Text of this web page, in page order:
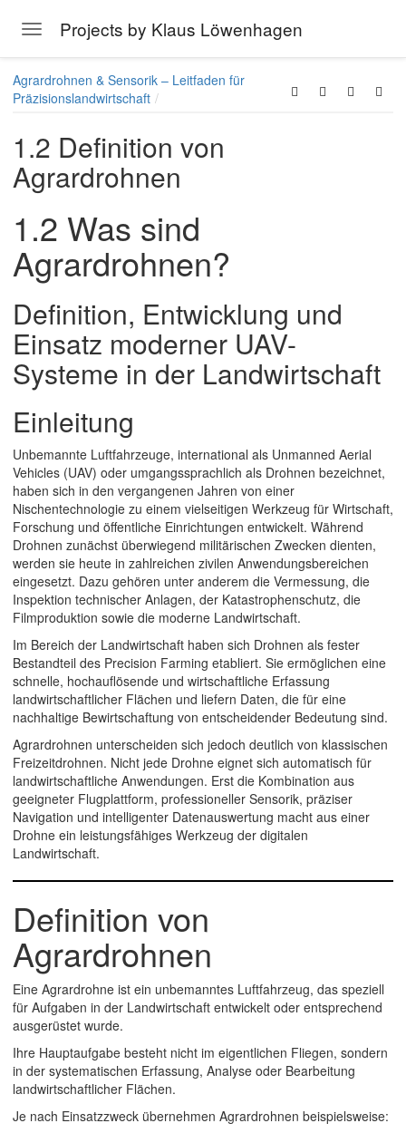
Toggle navigation
Projects by Klaus Löwenhagen
Agrardrohnen & Sensorik – Leitfaden für
Präzisionslandwirtschaft
1.2 Definition von
Agrardrohnen
1.2 Was sind
Agrardrohnen?
Definition, Entwicklung und
Einsatz moderner UAV-
Systeme in der Landwirtschaft
Einleitung
Unbemannte Luftfahrzeuge, international als Unmanned Aerial
Vehicles (UAV) oder umgangssprachlich als Drohnen bezeichnet,
haben sich in den vergangenen Jahren von einer
Nischentechnologie zu einem vielseitigen Werkzeug für Wirtschaft,
Forschung und öffentliche Einrichtungen entwickelt. Während
Drohnen zunächst überwiegend militärischen Zwecken dienten,
werden sie heute in zahlreichen zivilen Anwendungsbereichen
eingesetzt. Dazu gehören unter anderem die Vermessung, die
Inspektion technischer Anlagen, der Katastrophenschutz, die
Filmproduktion sowie die moderne Landwirtschaft.
Im Bereich der Landwirtschaft haben sich Drohnen als fester
Bestandteil des Precision Farming etabliert. Sie ermöglichen eine
schnelle, hochauflösende und wirtschaftliche Erfassung
landwirtschaftlicher Flächen und liefern Daten, die für eine
nachhaltige Bewirtschaftung von entscheidender Bedeutung sind.
Agrardrohnen unterscheiden sich jedoch deutlich von klassischen
Freizeitdrohnen. Nicht jede Drohne eignet sich automatisch für
landwirtschaftliche Anwendungen. Erst die Kombination aus
geeigneter Flugplattform, professioneller Sensorik, präziser
Navigation und intelligenter Datenauswertung macht aus einer
Drohne ein leistungsfähiges Werkzeug der digitalen
Landwirtschaft.
Definition von
Agrardrohnen
Eine Agrardrohne ist ein unbemanntes Luftfahrzeug, das speziell
für Aufgaben in der Landwirtschaft entwickelt oder entsprechend
ausgerüstet wurde.
Ihre Hauptaufgabe besteht nicht im eigentlichen Fliegen, sondern
in der systematischen Erfassung, Analyse oder Bearbeitung
landwirtschaftlicher Flächen.
Je nach Einsatzzweck übernehmen Agrardrohnen beispielsweise: